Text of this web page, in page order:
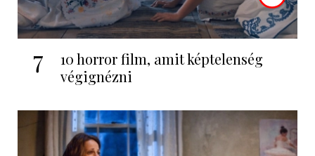
7
10 horror film, amit képtelenség
végignézni